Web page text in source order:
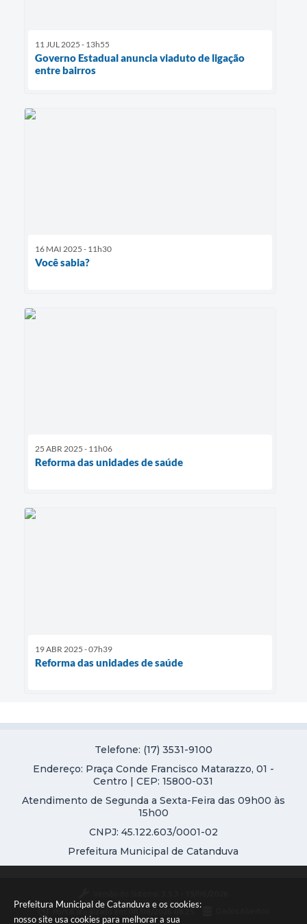
Prefeitura Municipal de Catanduva e os cookies:
nosso site usa cookies para melhorar a sua
11 JUL 2025 - 13h55
Governo Estadual anuncia viaduto de ligação
entre bairros
16 MAI 2025 - 11h30
Você sabia?
25 ABR 2025 - 11h06
Reforma das unidades de saúde
19 ABR 2025 - 07h39
Reforma das unidades de saúde
Telefone: (17) 3531-9100
Endereço: Praça Conde Francisco Matarazzo, 01 -
Centro | CEP: 15800-031
Atendimento de Segunda a Sexta-Feira das 09h00 às
15h00
CNPJ: 45.122.603/0001-02
Prefeitura Municipal de Catanduva
Portal atualizado em: